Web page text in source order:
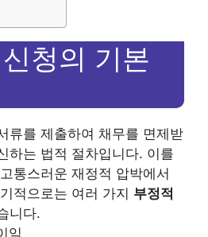
청의 기본
류를 제출하여 채무를 면제받
하는 법적 절차입니다. 이를
통스러운 재정적 압박에서
적으로는 여러 가지 부정적
니다.